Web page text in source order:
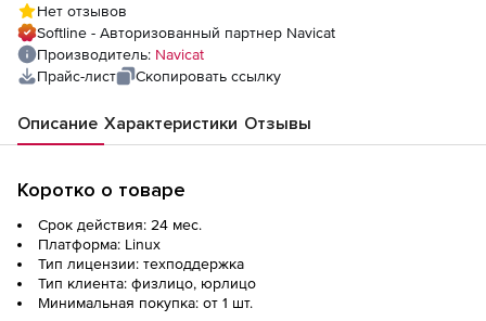
Нет отзывов
Softline - Авторизованный партнер Navicat
Производитель: Navicat
Прайс-лист
Скопировать ссылку
Описание Характеристики Отзывы
Коротко о товаре
Срок действия: 24 мес.
Платформа: Linux
Тип лицензии: техподдержка
Тип клиента: физлицо, юрлицо
Минимальная покупка: от 1 шт.